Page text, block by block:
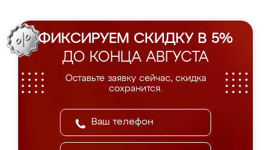
ФИКСИРУЕМ СКИДКУ В 5%
ДО КОНЦА АВГУСТА
Оставьте заявку сейчас, скидка
сохранится.